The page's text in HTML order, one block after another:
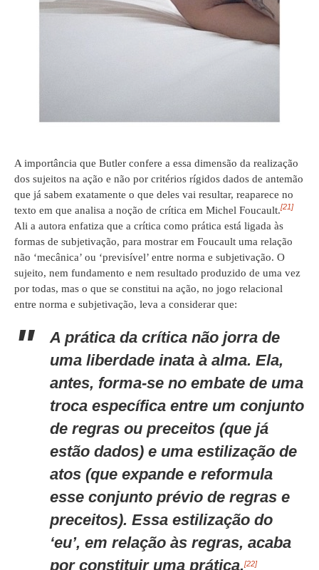
A importância que Butler confere a essa dimensão da realização
dos sujeitos na ação e não por critérios rígidos dados de antemão
que já sabem exatamente o que deles vai resultar, reaparece no
texto em que analisa a noção de crítica em Michel Foucault.[21]
Ali a autora enfatiza que a crítica como prática está ligada às
formas de subjetivação, para mostrar em Foucault uma relação
não ‘mecânica’ ou ‘previsível’ entre norma e subjetivação. O
sujeito, nem fundamento e nem resultado produzido de uma vez
por todas, mas o que se constitui na ação, no jogo relacional
entre norma e subjetivação, leva a considerar que:
A prática da crítica não jorra de
uma liberdade inata à alma. Ela,
antes, forma-se no embate de uma
troca específica entre um conjunto
de regras ou preceitos (que já
estão dados) e uma estilização de
atos (que expande e reformula
esse conjunto prévio de regras e
preceitos). Essa estilização do
‘eu’, em relação às regras, acaba
por constituir uma prática.[22]